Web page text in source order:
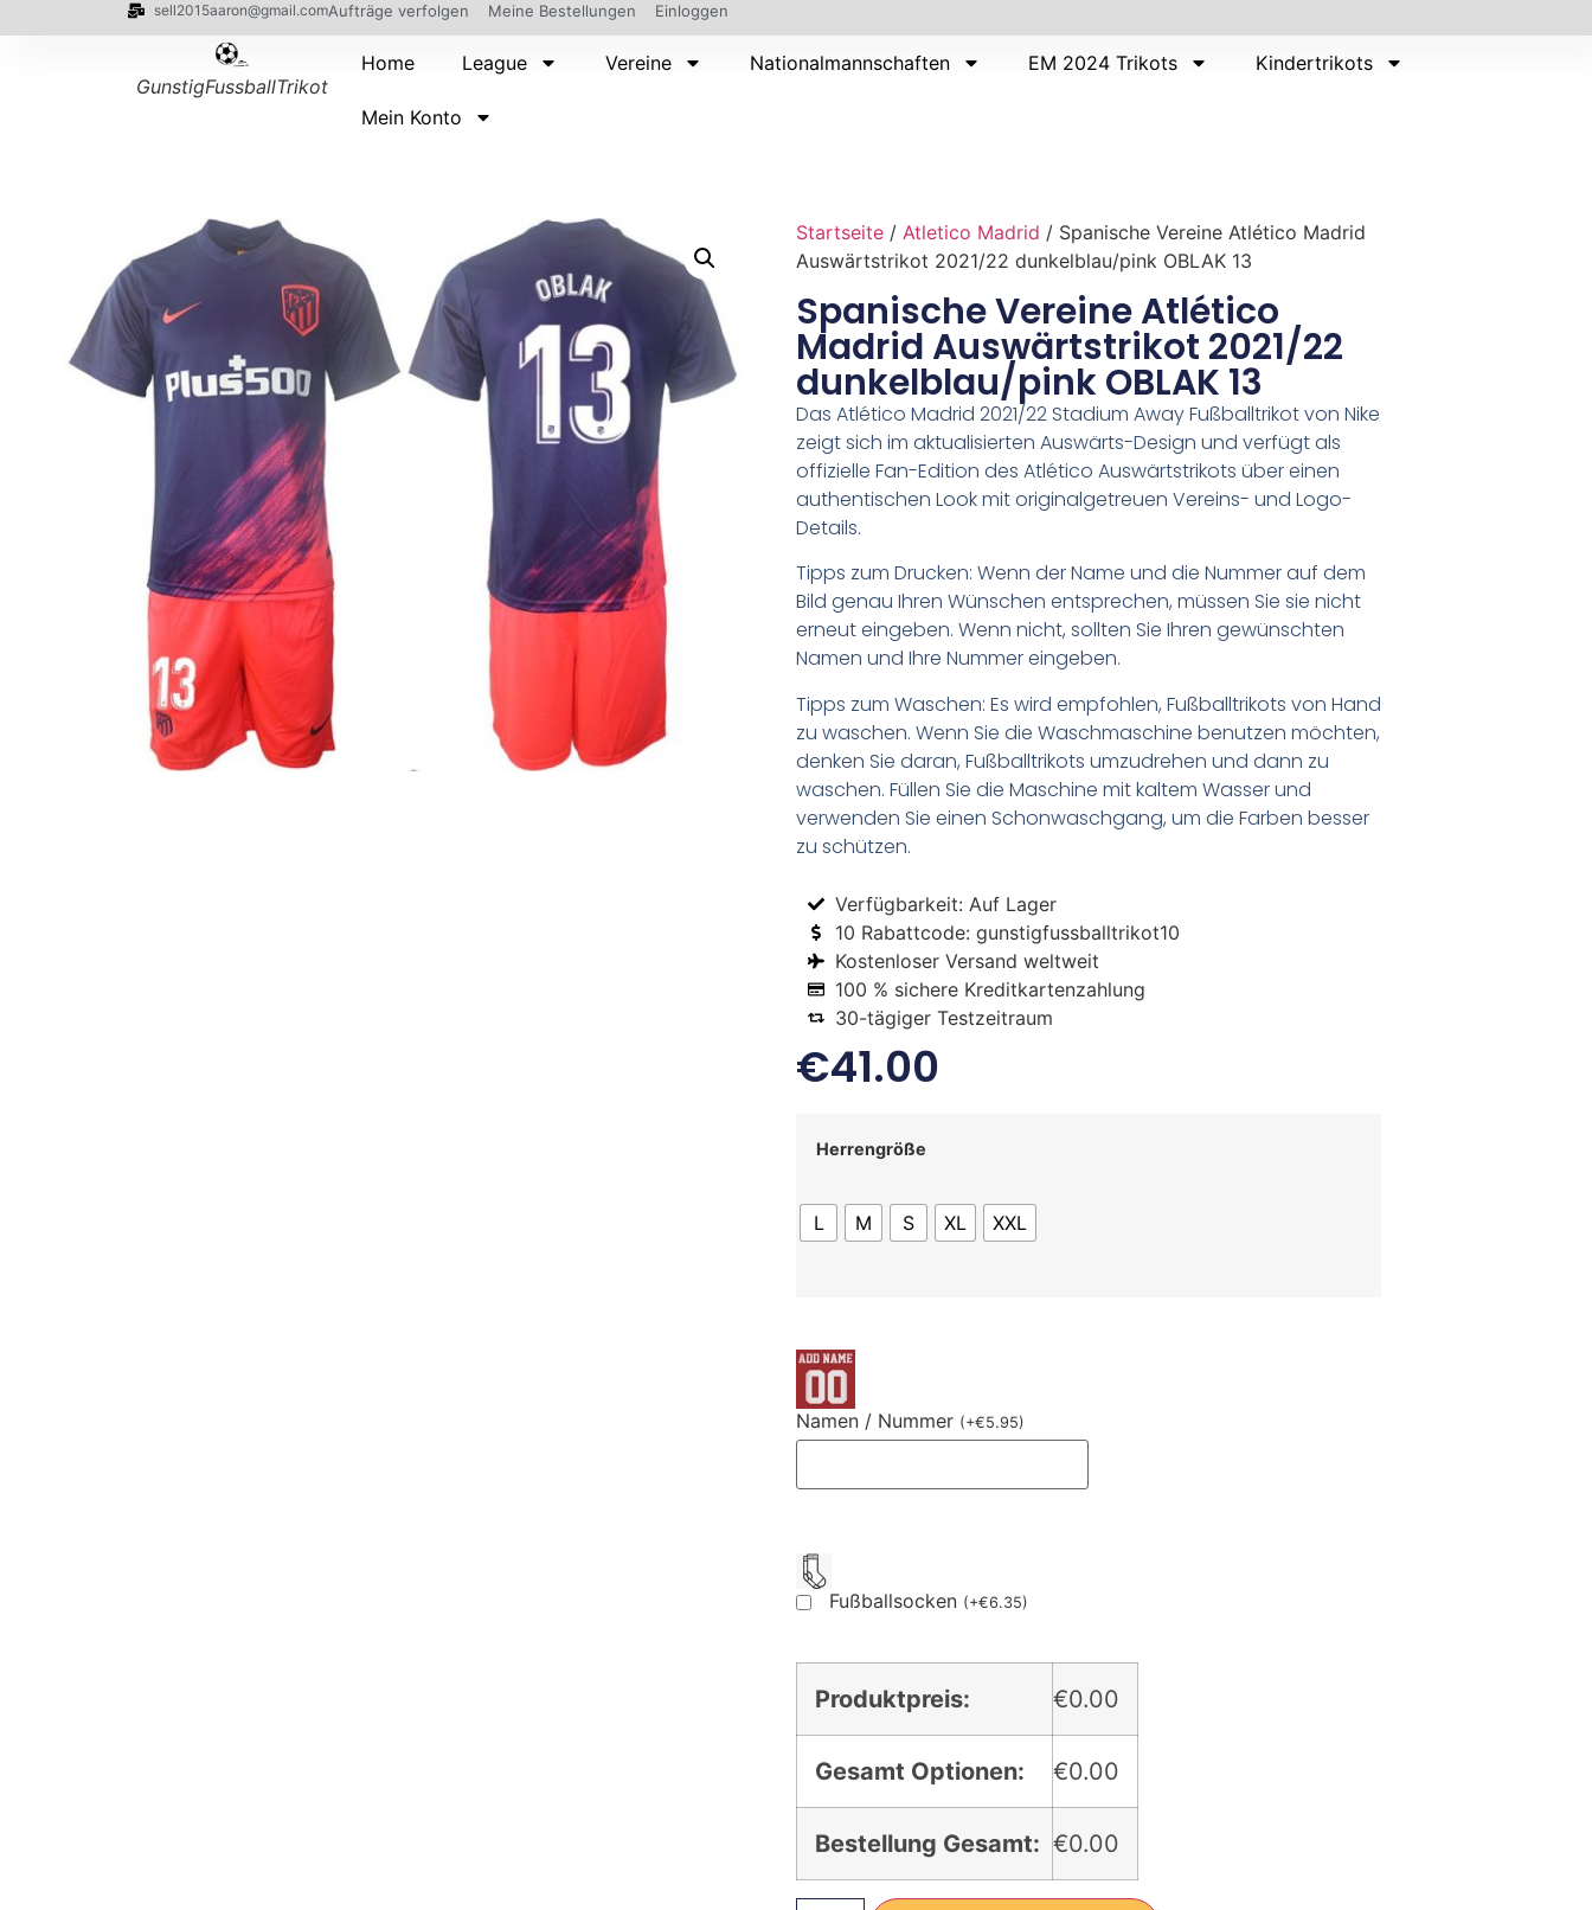
sell2015aaron@gmail.comAufträge verfolgen Meine Bestellungen Einloggen
GunstigFussballTrikot
Home League Vereine Nationalmannschaften EM 2024 Trikots Kindertrikots
Mein Konto
Startseite / Atletico Madrid / Spanische Vereine Atlético Madrid
Auswärtstrikot 2021/22 dunkelblau/pink OBLAK 13
Spanische Vereine Atlético
Madrid Auswärtstrikot 2021/22
dunkelblau/pink OBLAK 13
Das Atlético Madrid 2021/22 Stadium Away Fußballtrikot von Nike
zeigt sich im aktualisierten Auswärts-Design und verfügt als
offizielle Fan-Edition des Atlético Auswärtstrikots über einen
authentischen Look mit originalgetreuen Vereins- und Logo-
Details.
Tipps zum Drucken: Wenn der Name und die Nummer auf dem
Bild genau Ihren Wünschen entsprechen, müssen Sie sie nicht
erneut eingeben. Wenn nicht, sollten Sie Ihren gewünschten
Namen und Ihre Nummer eingeben.
Tipps zum Waschen: Es wird empfohlen, Fußballtrikots von Hand
zu waschen. Wenn Sie die Waschmaschine benutzen möchten,
denken Sie daran, Fußballtrikots umzudrehen und dann zu
waschen. Füllen Sie die Maschine mit kaltem Wasser und
verwenden Sie einen Schonwaschgang, um die Farben besser
zu schützen.
Verfügbarkeit: Auf Lager
10 Rabattcode: gunstigfussballtrikot10
Kostenloser Versand weltweit
100 % sichere Kreditkartenzahlung
30-tägiger Testzeitraum
€41.00
Herrengröße
L M S XL XXL
Namen / Nummer (+€5.95)
Fußballsocken (+€6.35)
Produktpreis: €0.00
Gesamt Optionen: €0.00
Bestellung Gesamt: €0.00